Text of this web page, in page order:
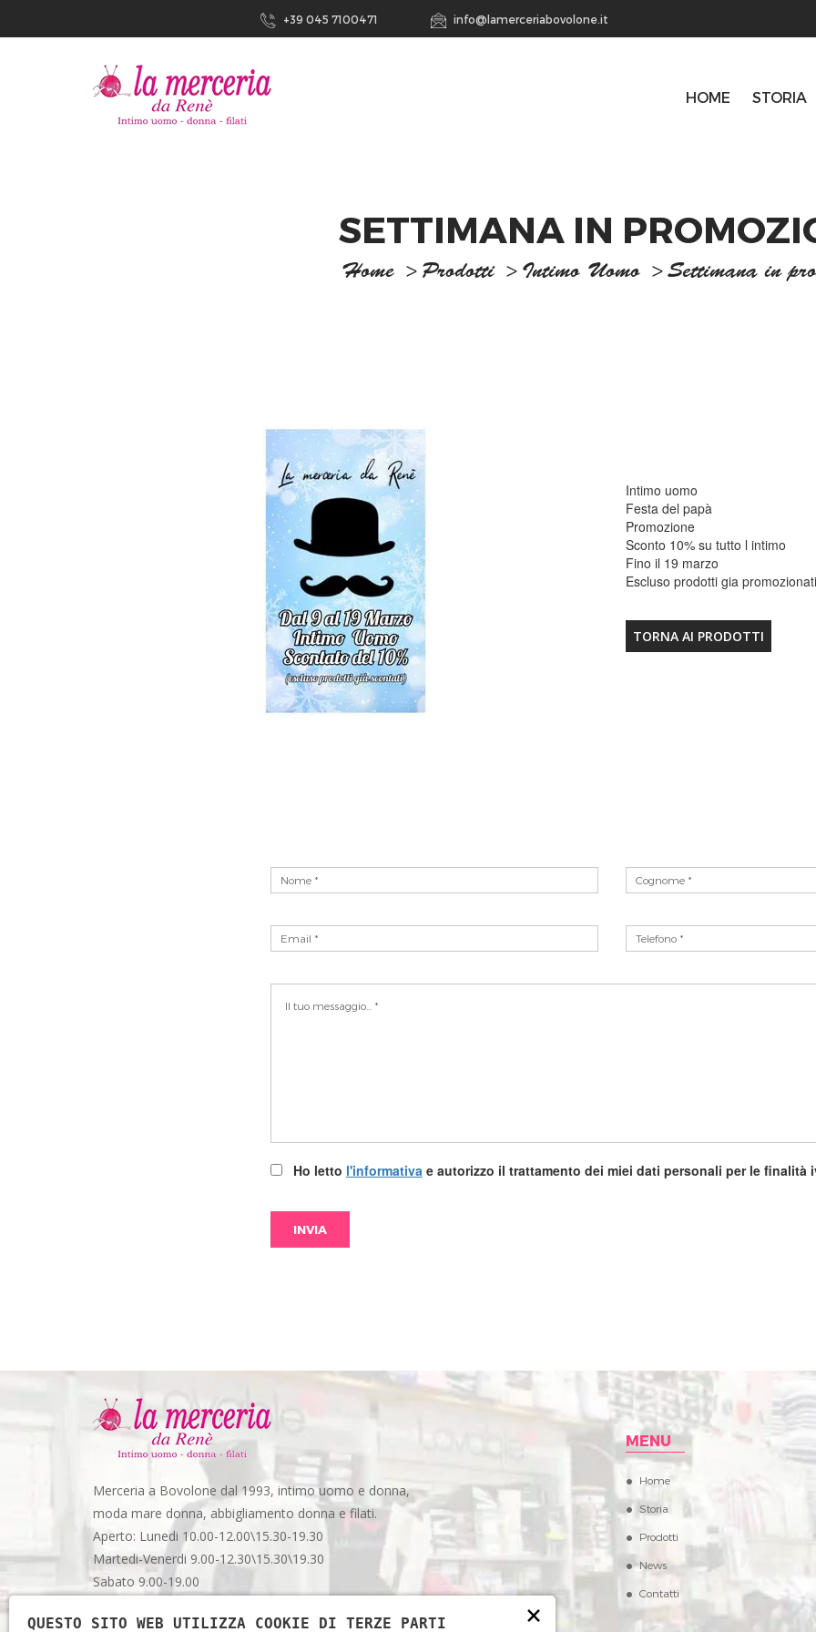
+39 045 7100471 info@lamerceriabovolone.it
HOME STORIA
SETTIMANA IN
Home > Prodotti > Intimo Uomo > Settimana in
Intimo uomo
Festa del papà
Promozione
Sconto 10% su tutto l intimo
Fino il 19 marzo
Escluso prodotti gia promozionati
TORNA AI PRODOTTI
Ho letto l'informativa e autorizzo il trattamento dei miei dati personali per le finalità
Merceria a Bovolone dal 1993, intimo uomo e donna,
moda mare donna, abbigliamento donna e filati.
Aperto: Lunedi 10.00-12.00\15.30-19.30
Martedi-Venerdi 9.00-12.30\15.30\19.30
Sabato 9.00-19.00
Via Garibaldi, 48 - Spazio 3 - Bovolone (VR)
MENU
Home
Storia
Prodotti
News
Contatti
×
QUESTO SITO WEB UTILIZZA COOKIE DI TERZE PARTI